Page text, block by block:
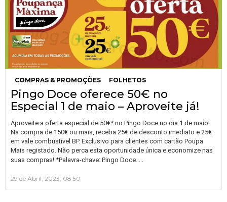
COMPRAS & PROMOÇÕES FOLHETOS
Pingo Doce oferece 50€ no
Especial 1 de maio – Aproveite já!
Aproveite a oferta especial de 50€* no Pingo Doce no dia 1 de maio!
Na compra de 150€ ou mais, receba 25€ de desconto imediato e 25€
em vale combustível BP. Exclusivo para clientes com cartão Poupa
Mais registado. Não perca esta oportunidade única e economize nas
suas compras! *Palavra-chave: Pingo Doce.
29 de Abril, 2023, 08:50